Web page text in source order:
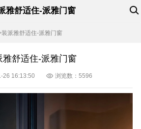
雅舒适住-派雅门窗
装派雅舒适住-派雅门窗
雅舒适住-派雅门窗
26 16:13:50 浏览数：5596